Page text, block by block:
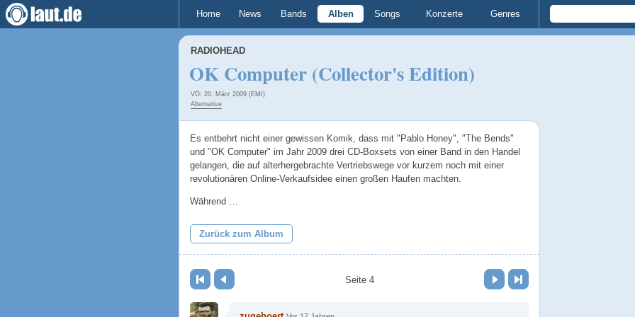
Home News Bands Alben Songs Konzerte Genres
RADIOHEAD
OK Computer (Collector's Edition)
VÖ: 20. März 2009 (EMI)
Alternative
Es entbehrt nicht einer gewissen Komik, dass mit "Pablo Honey", "The Bends"
und "OK Computer" im Jahr 2009 drei CD-Boxsets von einer Band in den Handel
gelangen, die auf alterhergebrachte Vertriebswege vor kurzem noch mit einer
revolutionären Online-Verkaufsidee einen großen Haufen machten.
Während …
Zurück zum Album
Seite 4
Vor Letzte Seite